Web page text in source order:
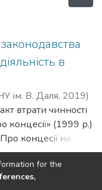
в
ім. В. Даля, 2019)
Serhii
втрати чинності
концесії» (1999 р.)
концесії на
(2000 р.).
досліджень
for the